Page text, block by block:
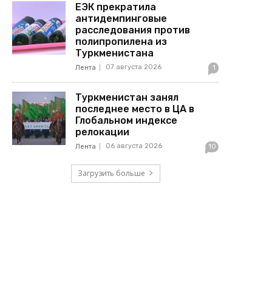
ЕЭК прекратила
антидемпинговые
расследования против
полипропилена из
Туркменистана
Лента 07 августа 2026 1
Туркменистан занял
последнее место в ЦА в
Глобальном индексе
релокации
Лента 06 августа 2026 10
Загрузить больше